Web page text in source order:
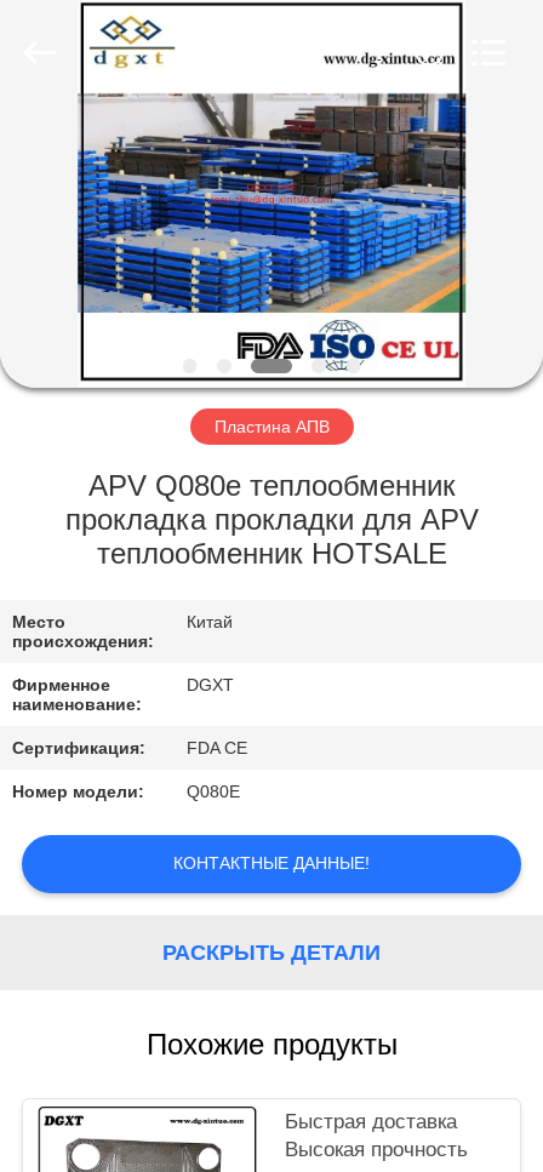
ГЛАВНАЯ
СТРАНИЦА
ПРОДУКЦИЯ
КОМПАНИИ
ФАБРИКА
КОНТРОЛЬ
КОНТАКТНЫЕ
ДАННЫЕ
ОТПРАВИТЬ
ЗАПРОС
КАРТА
Пластина АПВ
APV Q080e теплообменник
прокладка прокладки для APV
теплообменник HOTSALE
Место
происхождения:
Китай
Фирменное
наименование:
DGXT
Сертификация: FDA CE
Номер модели: Q080E
КОНТАКТНЫЕ ДАННЫЕ!
РАСКРЫТЬ ДЕТАЛИ
Похожие продукты
Быстрая доставка
Высокая прочность